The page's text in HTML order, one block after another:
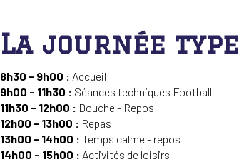
La journée type
8h30 - 9h00 : Accueil
9h00 - 11h30 : Séances techniques Football
11h30 - 12h00 : Douche - Repos
12h00 - 13h00 : Repas
13h00 - 14h00 : Temps calme - repos
14h00 - 15h00 : Activités de loisirs